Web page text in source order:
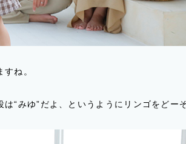
ね。
“みゆ”だよ、というようにリンゴをどー